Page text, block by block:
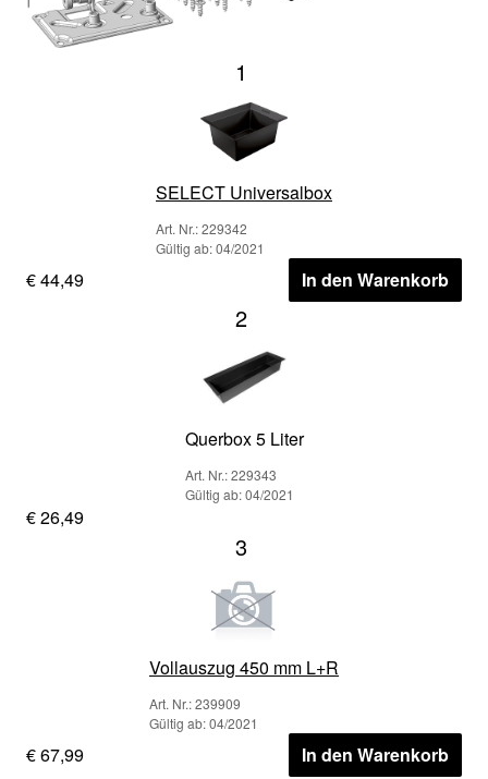
1
SELECT Universalbox
Art. Nr.: 229342
Gültig ab: 04/2021
€ 44,49 In den Warenkorb
2
Querbox 5 Liter
Art. Nr.: 229343
Gültig ab: 04/2021
€ 26,49
3
Vollauszug 450 mm L+R
Art. Nr.: 239909
Gültig ab: 04/2021
€ 67,99 In den Warenkorb